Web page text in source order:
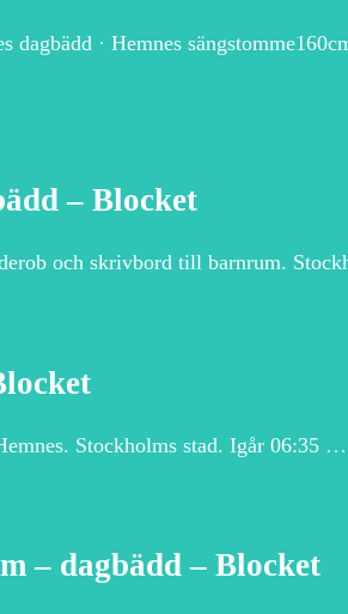
· Hemnes
– Blocket
och skrivbord till barnrum.
Stockholms stad. Igår 06:35
– dagbädd – Blocket